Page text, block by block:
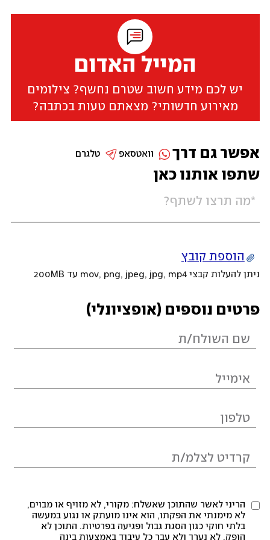
המייל האדום
יש לכם מידע חשוב שטרם נחשף? צילומים
מאירוע חדשותי? מצאתם טעות בכתבה?
שתפו אותנו כאן
הוספת קובץ
ניתן להעלות קבצי mov, png, jpeg, jpg, mp4 עד 200MB
פרטים נוספים (אופציונלי)
הריני לאשר שהתוכן שאשלח: מקורי, לא מזויף או מבוים,
לא מימנתי את הפקתו, הוא אינו מועתק או נגוע במעשה
בלתי חוקי כגון הסגת גבול ופגיעה בפרטיות. התוכן לא
הופק, לא נערך ולא עבר כל עיבוד באמצעות בינה
אפשר גם דרך טלגרם וואטסאפ